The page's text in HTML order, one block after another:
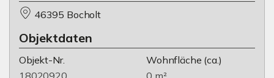
46395 Bocholt
Objektdaten
Objekt-Nr.
18020920
Wohnfläche (ca.)
0 m²